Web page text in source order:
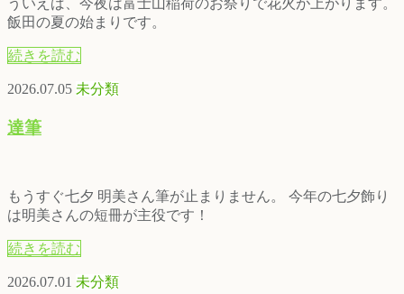
ういえば、今夜は富士山稲荷のお祭りで花火が上がります。
飯田の夏の始まりです。
続きを読む
2026.07.05 未分類
達筆
もうすぐ七夕 明美さん筆が止まりません。 今年の七夕飾り
は明美さんの短冊が主役です！
続きを読む
2026.07.01 未分類